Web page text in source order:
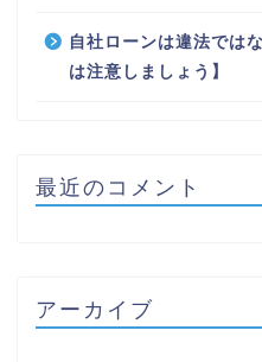
自社ローンは違法では
は注意しましょう】
最近のコメント
アーカイブ